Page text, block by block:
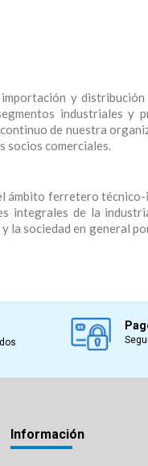
y
industriales y
de nuestra
socios comerciales.
ámbito ferretero
integrales de la
sociedad en general
Información